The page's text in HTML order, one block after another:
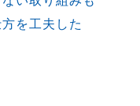
を工夫した